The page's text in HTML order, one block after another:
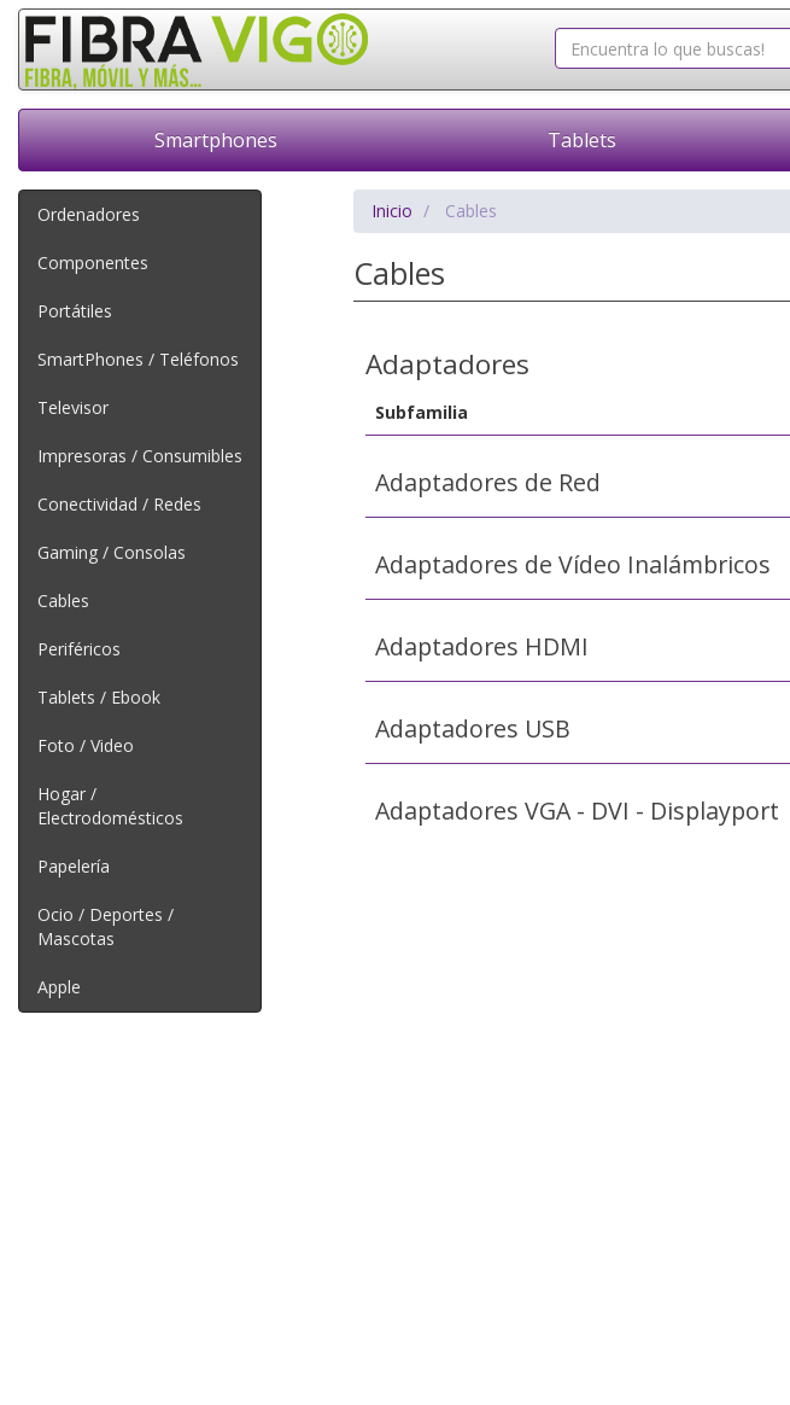
Smartphones Tablets
Ordenadores
Componentes
Portátiles
SmartPhones / Teléfonos
Televisor
Impresoras / Consumibles
Conectividad / Redes
Gaming / Consolas
Cables
Periféricos
Tablets / Ebook
Foto / Video
Hogar /
Electrodomésticos
Papelería
Ocio / Deportes /
Mascotas
Apple
Inicio Cables
Cables
Adaptadores
Subfamilia
Adaptadores de Red
Adaptadores de Vídeo Inalámbricos
Adaptadores HDMI
Adaptadores USB
Adaptadores VGA - DVI - Displayport